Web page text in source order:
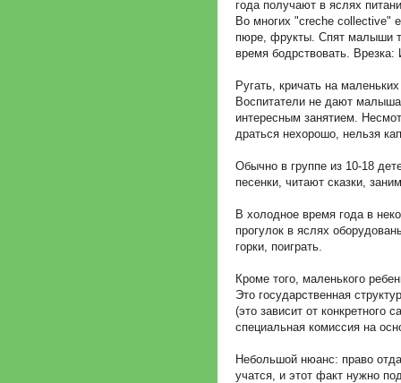
года получают в яслях
Во многих "creche collective"
пюре, фрукты. Спят малыши
время бодрствовать.
Ругать, кричать на
Воспитатели не дают
интересным занятием.
драться нехорошо, нельзя
Обычно в группе из 10-18
песенки, читают сказки,
В холодное время года в
прогулок в яслях
горки, поиграть.
Кроме того, маленького
Это государственная
(это зависит от
специальная комиссия на
Небольшой нюанс: право
учатся, и этот факт нужно